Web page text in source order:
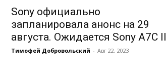
Sony официально
запланировала анонс на 29
августа. Ожидается Sony A7C II
Тимофей Добровольский - Авг 22, 2023